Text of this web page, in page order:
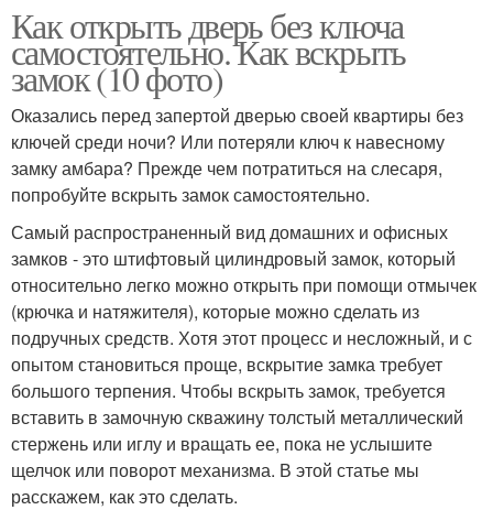
Как открыть дверь без ключа
самостоятельно. Как вскрыть
замок (10 фото)
Оказались перед запертой дверью своей квартиры без
ключей среди ночи? Или потеряли ключ к навесному
замку амбара? Прежде чем потратиться на слесаря,
попробуйте вскрыть замок самостоятельно.
Самый распространенный вид домашних и офисных
замков - это штифтовый цилиндровый замок, который
относительно легко можно открыть при помощи отмычек
(крючка и натяжителя), которые можно сделать из
подручных средств. Хотя этот процесс и несложный, и с
опытом становиться проще, вскрытие замка требует
большого терпения. Чтобы вскрыть замок, требуется
вставить в замочную скважину толстый металлический
стержень или иглу и вращать ее, пока не услышите
щелчок или поворот механизма. В этой статье мы
расскажем, как это сделать.